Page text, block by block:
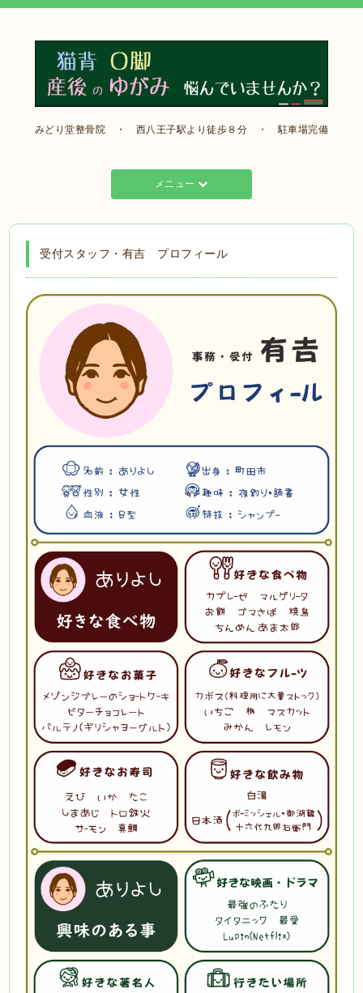
みどり堂整骨院 ・ 西八王子駅より徒歩８分 ・ 駐車場完備
メニュー
受付スタッフ・有吉 プロフィール